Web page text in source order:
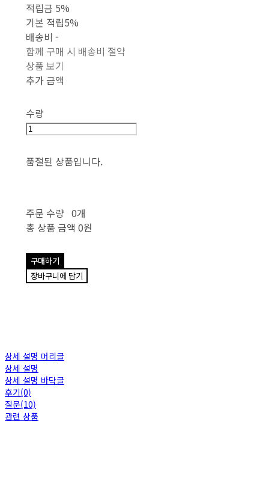
적립금 5%
기본 적립5%
배송비 -
함께 구매 시 배송비 절약
상품 보기
추가 금액
수량
품절된 상품입니다.
주문 수량 0개
총 상품 금액 0원
구매하기
장바구니에 담기
상세 설명 머리글
상세 설명
상세 설명 바닥글
후기(0)
질문(10)
관련 상품